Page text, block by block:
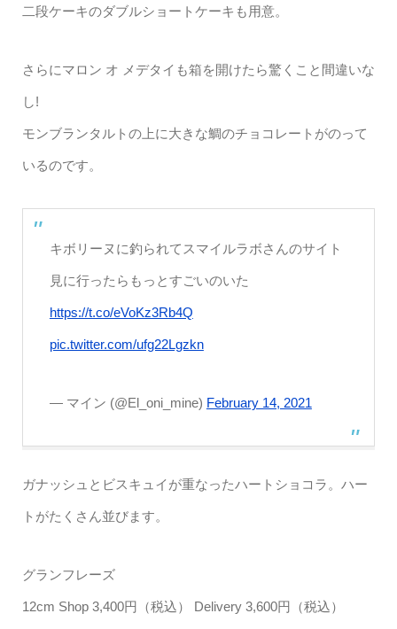
二段ケーキのダブルショートケーキも用意。
さらにマロン オ メデタイも箱を開けたら驚くこと間違いな
し!
モンブランタルトの上に大きな鯛のチョコレートがのって
いるのです。
キボリーヌに釣られてスマイルラボさんのサイト
見に行ったらもっとすごいのいた
https://t.co/eVoKz3Rb4Q
pic.twitter.com/ufg22Lgzkn
— マイン (@El_oni_mine) February 14, 2021
ガナッシュとビスキュイが重なったハートショコラ。ハー
トがたくさん並びます。
グランフレーズ
12cm Shop 3,400円（税込） Delivery 3,600円（税込）